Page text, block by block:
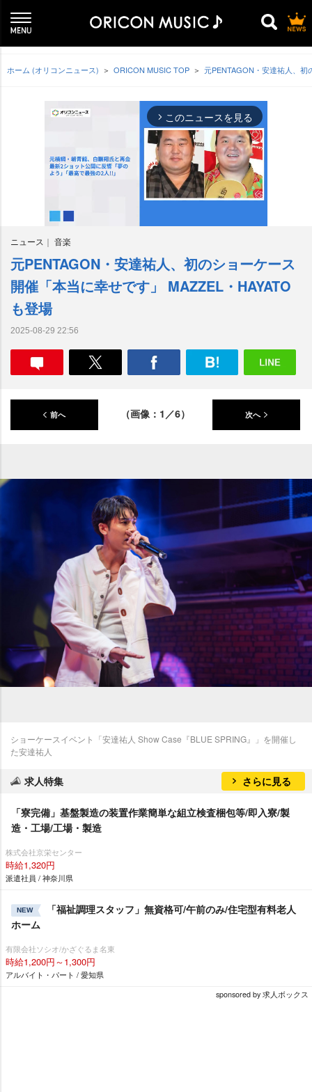
ホーム (オリコンニュース) ORICON MUSIC TOP 元PENTAGON・安達祐人、
arrow_forward_ios このニュースを見る
M
t
ニュース 音楽
元PENTAGON・安達祐人、初のショーケース
開催「本当に幸せです」 MAZZEL・HAYATO
も登場
2025-08-29 22:56
前へ （画像：1／6） 次へ
ショーケースイベント「安達祐人 Show Case『BLUE SPRING』」を開催し
た安達祐人
求人特集 さらに見る
「寮完備」基盤製造の装置作業簡単な組立検査梱包等/即入寮/製
造・工場/工場・製造
株式会社京栄センター
時給1,320円
派遣社員 / 神奈川県
NEW
「福祉調理スタッフ」無資格可/午前のみ/住宅型有料老人
ホーム
有限会社ソシオ/かざぐるま名東
時給1,200円～1,300円
アルバイト・パート / 愛知県
sponsored by 求人ボックス